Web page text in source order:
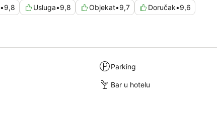
•9,8 Usluga•9,8 Objekat•9,7 Doručak•9,6
Parking
Bar u hotelu